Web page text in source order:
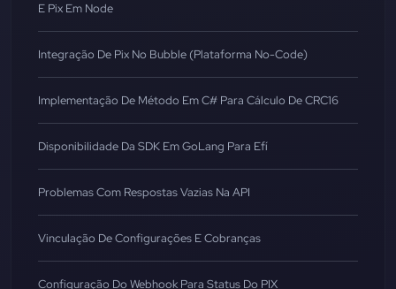
E Pix Em Node
Integração De Pix No Bubble (Plataforma No-Code)
Implementação De Método Em C# Para Cálculo De CRC16
Disponibilidade Da SDK Em GoLang Para Efí
Problemas Com Respostas Vazias Na API
Vinculação De Configurações E Cobranças
Configuração Do Webhook Para Status Do PIX